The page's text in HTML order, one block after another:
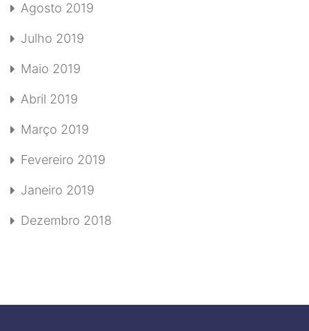
Agosto 2019
Julho 2019
Maio 2019
Abril 2019
Março 2019
Fevereiro 2019
Janeiro 2019
Dezembro 2018